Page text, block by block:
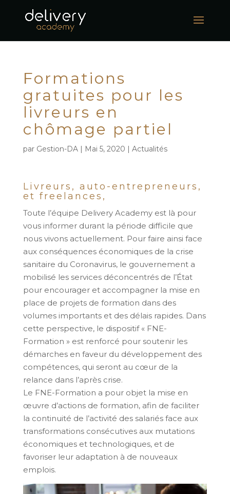
Formations
gratuites pour les
livreurs en
chômage partiel
par Gestion-DA| Mai 5, 2020 | Actualités
Livreurs, auto-entrepreneurs,
et freelances,
Toute l’équipe Delivery Academy est là pour
vous informer durant la période difficile que
nous vivons actuellement. Pour faire ainsi face
aux conséquences économiques de la crise
sanitaire du Coronavirus, le gouvernement a
mobilisé les services déconcentrés de l’État
pour encourager et accompagner la mise en
place de projets de formation dans des
volumes importants et des délais rapides. Dans
cette perspective, le dispositif « FNE-
Formation » est renforcé pour soutenir les
démarches en faveur du développement des
compétences, qui seront au cœur de la
relance dans l’après crise.
Le FNE-Formation a pour objet la mise en
œuvre d’actions de formation, afin de faciliter
la continuité de l’activité des salariés face aux
transformations consécutives aux mutations
économiques et technologiques, et de
favoriser leur adaptation à de nouveaux
emplois.